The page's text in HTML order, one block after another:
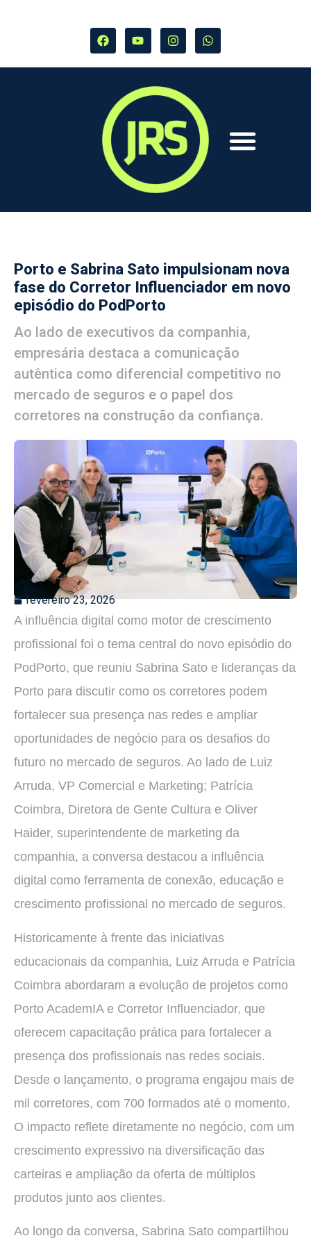
Porto e Sabrina Sato impulsionam nova
fase do Corretor Influenciador em novo
episódio do PodPorto
Ao lado de executivos da companhia,
empresária destaca a comunicação
autêntica como diferencial competitivo no
mercado de seguros e o papel dos
corretores na construção da confiança.
fevereiro 23, 2026
A influência digital como motor de crescimento
profissional foi o tema central do novo episódio do
PodPorto, que reuniu Sabrina Sato e lideranças da
Porto para discutir como os corretores podem
fortalecer sua presença nas redes e ampliar
oportunidades de negócio para os desafios do
futuro no mercado de seguros. Ao lado de Luiz
Arruda, VP Comercial e Marketing; Patrícia
Coimbra, Diretora de Gente Cultura e Oliver
Haider, superintendente de marketing da
companhia, a conversa destacou a influência
digital como ferramenta de conexão, educação e
crescimento profissional no mercado de seguros.
Historicamente à frente das iniciativas
educacionais da companhia, Luiz Arruda e Patrícia
Coimbra abordaram a evolução de projetos como
Porto AcademIA e Corretor Influenciador, que
oferecem capacitação prática para fortalecer a
presença dos profissionais nas redes sociais.
Desde o lançamento, o programa engajou mais de
mil corretores, com 700 formados até o momento.
O impacto reflete diretamente no negócio, com um
crescimento expressivo na diversificação das
carteiras e ampliação da oferta de múltiplos
produtos junto aos clientes.
Ao longo da conversa, Sabrina Sato compartilhou